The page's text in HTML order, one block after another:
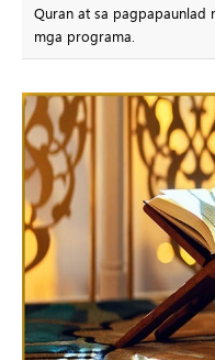
Quran at sa pagpapaunlad
mga programa.